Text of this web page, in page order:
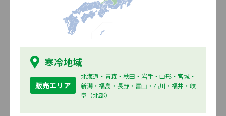
寒冷地域
販売エリア
北海道・青森・秋田・岩手・山形・宮城・
新潟・福島・長野・富山・石川・福井・岐
阜（北部）
ニチハ外装材の施工例や外観コー
ディネート例、商品情報などの外